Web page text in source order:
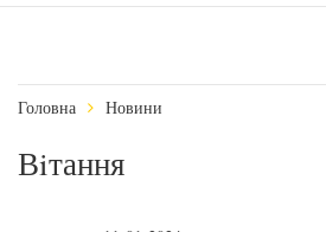
Головна Новини
Вiтання